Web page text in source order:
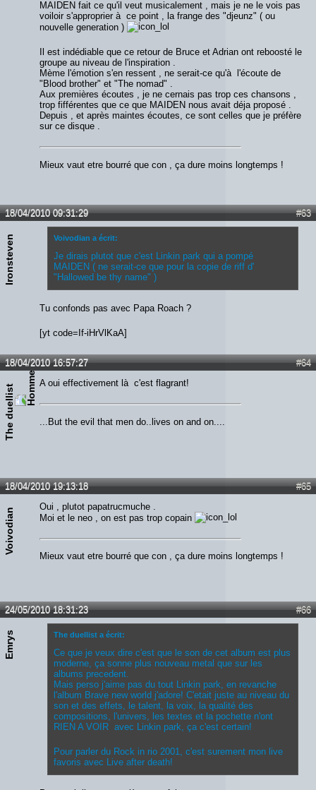
MAIDEN fait ce qu'il veut musicalement , mais je ne le vois pas
voiloir s'approprier à ce point , la frange des "djeunz" ( ou
nouvelle generation )
Il est indédiable que ce retour de Bruce et Adrian ont reboosté le
groupe au niveau de l'inspiration .
Mème l'émotion s'en ressent , ne serait-ce qu'à l'écoute de
"Blood brother" et "The nomad" .
Aux premières écoutes , je ne cernais pas trop ces chansons ,
trop fifférentes que ce que MAIDEN nous avait déja proposé .
Depuis , et après maintes écoutes, ce sont celles que je préfère
sur ce disque .
Mieux vaut etre bourré que con , ça dure moins longtemps !
#63
18/04/2010 09:31:29
Ironsteven Voivodian a écrit:
Je dirais plutot que c'est Linkin park qui a pompé
MAIDEN ( ne serait-ce que pour la copie de riff d'
"Hallowed be thy name" )
Tu confonds pas avec Papa Roach ?
[yt code=If-iHrVlKaA]
#64
18/04/2010 16:57:27
The duellist
A oui effectivement là c'est flagrant!
...But the evil that men do..lives on and on....
#65
18/04/2010 19:13:18
Voivodian
Oui , plutot papatrucmuche .
Moi et le neo , on est pas trop copain
Mieux vaut etre bourré que con , ça dure moins longtemps !
#66
24/05/2010 18:31:23
Emrys The duellist a écrit:
Ce que je veux dire c'est que le son de cet album est plus
moderne, ça sonne plus nouveau metal que sur les
albums precedent.
Mais perso j'aime pas du tout Linkin park, en revanche
l'album Brave new world j'adore! C'etait juste au niveau du
son et des effets, le talent, la voix, la qualité des
compositions, l'univers, les textes et la pochette n'ont
RIEN A VOIR avec Linkin park, ça c'est certain!
Pour parler du Rock in rio 2001, c'est surement mon live
favoris avec Live after death!